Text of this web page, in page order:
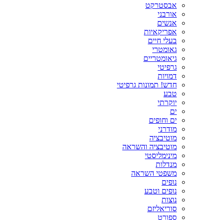
אבסטרקט
אורבני
אנשים
אפריקאיות
בעלי חיים
גאומטרי
גיאומטריים
גרפיטי
דמויות
חדש! תמונות גרפיטי
טבע
יוקרתי
ים
ים וחופים
מודרני
מוטיבציה
מוטיבציה והשראה
מינימליסטי
מנדלות
משפטי השראה
נופים
נופים וטבע
נוצות
סוריאליזם
ספורט